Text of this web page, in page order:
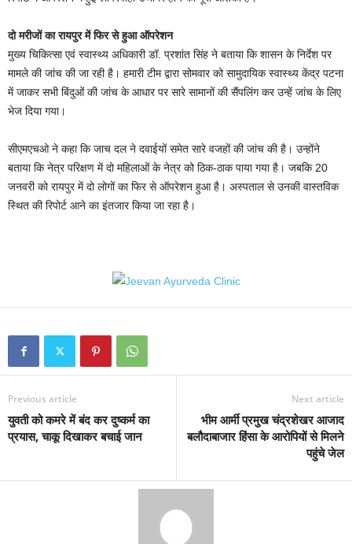
दो मरीजों का रायपुर में फिर से हुआ ऑपरेशन
मुख्य चिकित्सा एवं स्वास्थ्य अधिकारी डॉ. प्रशांत सिंह ने बताया कि शासन के निर्देश पर
मामले की जांच की जा रही है। हमारी टीम द्वारा सोमवार को सामुदायिक स्वास्थ्य केंद्र पटना
में जाकर सभी बिंदुओं की जांच के आधार पर सारे सामानों की सैंपलिंग कर उन्हें जांच के लिए
भेज दिया गया।
सीएमएचओ ने कहा कि जाच दल ने दवाईयों समेत सारे वजहों की जांच की है। उन्होंने
बताया कि नेत्र परिक्षण में दो महिलाओं के नेत्र को ठिक-ठाक पाया गया है। जबकि 20
जनवरी को रायपुर में दो लोगों का फिर से ऑपरेशन हुआ है। अस्पताल से उनकी वास्तविक
स्थित की रिपोर्ट आने का इंतजार किया जा रहा है।
Previous article
युवती को कमरे में बंद कर दुष्कर्म का
प्रयास, चाकू दिखाकर बचाई जान
Next article
भीम आर्मी प्रमुख चंद्रशेखर आजाद
बलौदाबाजार हिंसा के आरोपियों से मिलने
पहुंचे जेल